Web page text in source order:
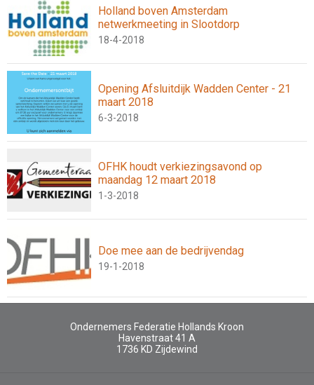
Holland boven Amsterdam
netwerkmeeting in Slootdorp
18-4-2018
Opening Afsluitdijk Wadden Center - 21
maart 2018
6-3-2018
OFHK houdt verkiezingsavond op
maandag 12 maart 2018
1-3-2018
Doe mee aan de bedrijvendag
19-1-2018
Ondernemers Federatie Hollands Kroon
Havenstraat 41 A
1736 KD Zijdewind